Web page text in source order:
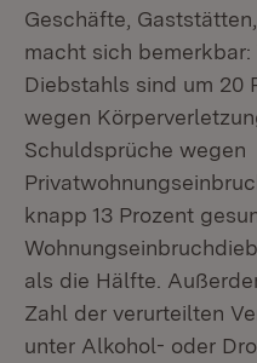
Geschäfte,
macht sich
Diebstahls sind um 20
wegen
Schuldsprüche wegen
knapp 13 Prozent
als die Hälfte.
Zahl der verurteilten
unter Alkohol- oder